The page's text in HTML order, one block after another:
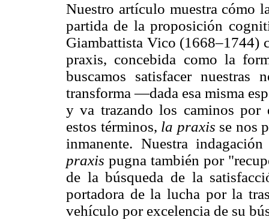
Nuestro artículo muestra cómo
partida de la proposición
Giambattista Vico (1668–1744)
praxis, concebida como la
buscamos satisfacer nuestras
transforma —dada esa misma
y va trazando los caminos por
estos términos, la praxis se nos
inmanente. Nuestra
praxis pugna también por
de la búsqueda de la
portadora de la lucha por la
vehículo por excelencia de su